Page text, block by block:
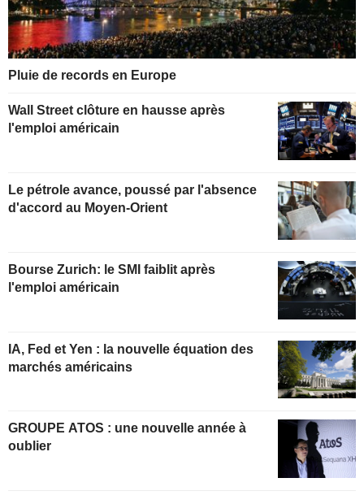
Pluie de records en Europe
Wall Street clôture en hausse après
l'emploi américain
Le pétrole avance, poussé par l'absence
d'accord au Moyen-Orient
Bourse Zurich: le SMI faiblit après
l'emploi américain
IA, Fed et Yen : la nouvelle équation des
marchés américains
GROUPE ATOS : une nouvelle année à
oublier